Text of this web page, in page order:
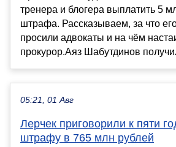
тренера и блогера выплатить 5
штрафа. Рассказываем, за что
просили адвокаты и на чём
прокурор.Аяз Шабутдинов
05:21, 01 Авг
Лерчек приговорили к пяти
штрафу в 765 млн рублей